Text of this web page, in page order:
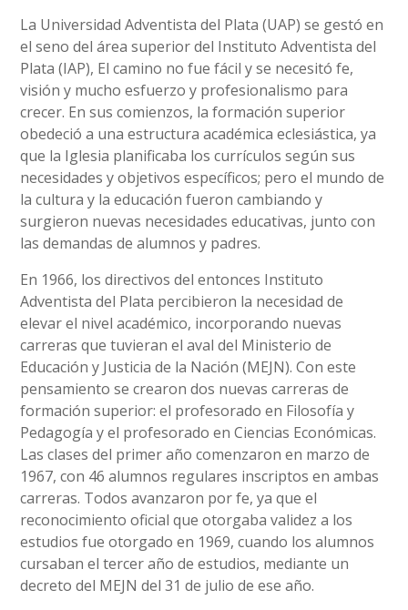
La Universidad Adventista del Plata (UAP) se gestó en
el seno del área superior del Instituto Adventista del
Plata (IAP), El camino no fue fácil y se necesitó fe,
visión y mucho esfuerzo y profesionalismo para
crecer. En sus comienzos, la formación superior
obedeció a una estructura académica eclesiástica, ya
que la Iglesia planificaba los currículos según sus
necesidades y objetivos específicos; pero el mundo de
la cultura y la educación fueron cambiando y
surgieron nuevas necesidades educativas, junto con
las demandas de alumnos y padres.
En 1966, los directivos del entonces Instituto
Adventista del Plata percibieron la necesidad de
elevar el nivel académico, incorporando nuevas
carreras que tuvieran el aval del Ministerio de
Educación y Justicia de la Nación (MEJN). Con este
pensamiento se crearon dos nuevas carreras de
formación superior: el profesorado en Filosofía y
Pedagogía y el profesorado en Ciencias Económicas.
Las clases del primer año comenzaron en marzo de
1967, con 46 alumnos regulares inscriptos en ambas
carreras. Todos avanzaron por fe, ya que el
reconocimiento oficial que otorgaba validez a los
estudios fue otorgado en 1969, cuando los alumnos
cursaban el tercer año de estudios, mediante un
decreto del MEJN del 31 de julio de ese año.